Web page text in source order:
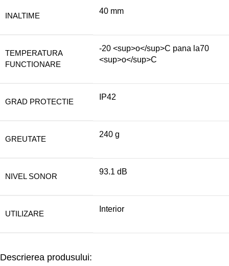
INALTIME
40 mm
TEMPERATURA
FUNCTIONARE
-20 <sup>o</sup>C pana la70
<sup>o</sup>C
GRAD PROTECTIE
IP42
GREUTATE
240 g
NIVEL SONOR
93.1 dB
UTILIZARE
Interior
Descrierea produsului: